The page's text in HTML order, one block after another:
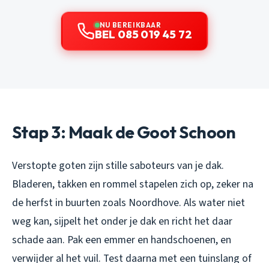
NU BEREIKBAAR
BEL 085 019 45 72
Stap 3: Maak de Goot Schoon
Verstopte goten zijn stille saboteurs van je dak.
Bladeren, takken en rommel stapelen zich op, zeker na
de herfst in buurten zoals Noordhove. Als water niet
weg kan, sijpelt het onder je dak en richt het daar
schade aan. Pak een emmer en handschoenen, en
verwijder al het vuil. Test daarna met een tuinslang of